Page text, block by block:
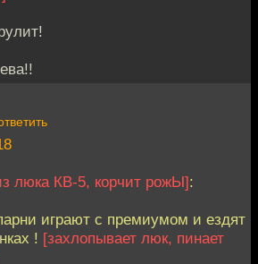
люка КВ-5, корчит рожЫ]:
играют с премиумом и ездят
! [захлопывает люк, пинает